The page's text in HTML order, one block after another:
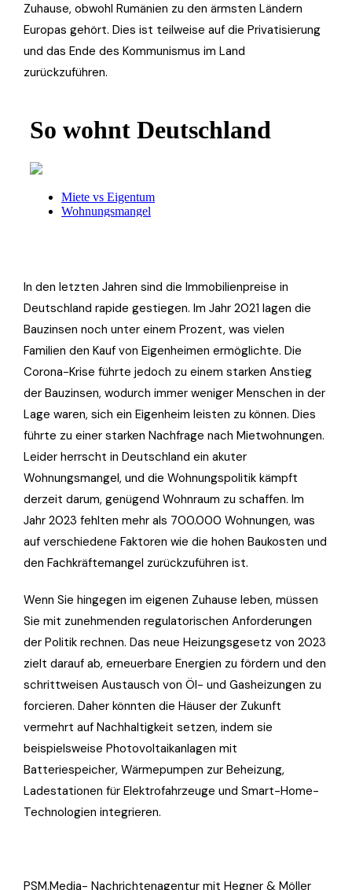
Zuhause, obwohl Rumänien zu den ärmsten Ländern
Europas gehört. Dies ist teilweise auf die Privatisierung
und das Ende des Kommunismus im Land
zurückzuführen.
In den letzten Jahren sind die Immobilienpreise in
Deutschland rapide gestiegen. Im Jahr 2021 lagen die
Bauzinsen noch unter einem Prozent, was vielen
Familien den Kauf von Eigenheimen ermöglichte. Die
Corona-Krise führte jedoch zu einem starken Anstieg
der Bauzinsen, wodurch immer weniger Menschen in der
Lage waren, sich ein Eigenheim leisten zu können. Dies
führte zu einer starken Nachfrage nach Mietwohnungen.
Leider herrscht in Deutschland ein akuter
Wohnungsmangel, und die Wohnungspolitik kämpft
derzeit darum, genügend Wohnraum zu schaffen. Im
Jahr 2023 fehlten mehr als 700.000 Wohnungen, was
auf verschiedene Faktoren wie die hohen Baukosten und
den Fachkräftemangel zurückzuführen ist.
Wenn Sie hingegen im eigenen Zuhause leben, müssen
Sie mit zunehmenden regulatorischen Anforderungen
der Politik rechnen. Das neue Heizungsgesetz von 2023
zielt darauf ab, erneuerbare Energien zu fördern und den
schrittweisen Austausch von Öl- und Gasheizungen zu
forcieren. Daher könnten die Häuser der Zukunft
vermehrt auf Nachhaltigkeit setzen, indem sie
beispielsweise Photovoltaikanlagen mit
Batteriespeicher, Wärmepumpen zur Beheizung,
Ladestationen für Elektrofahrzeuge und Smart-Home-
Technologien integrieren.
PSM.Media- Nachrichtenagentur mit Hegner & Möller